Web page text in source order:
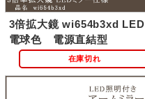
3倍拡大鏡 wi654b3xd LED
電球色 電源直結型
在庫切れ